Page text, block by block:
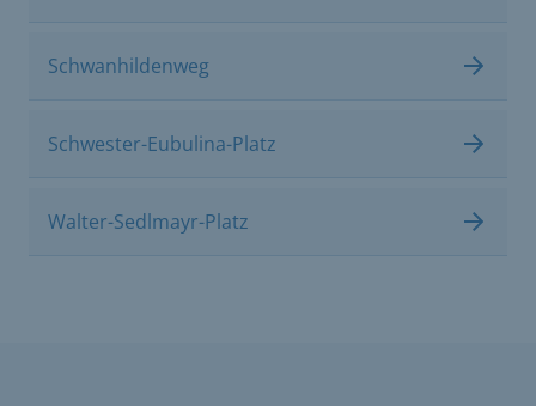
Schwanhildenweg
Schwester-Eubulina-Platz
Walter-Sedlmayr-Platz